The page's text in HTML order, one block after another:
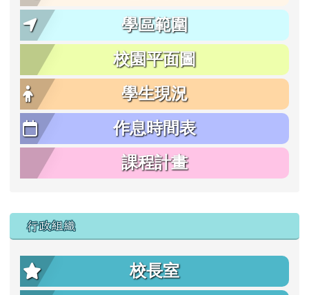
學區範圍
校園平面圖
學生現況
作息時間表
課程計畫
行政組織
校長室